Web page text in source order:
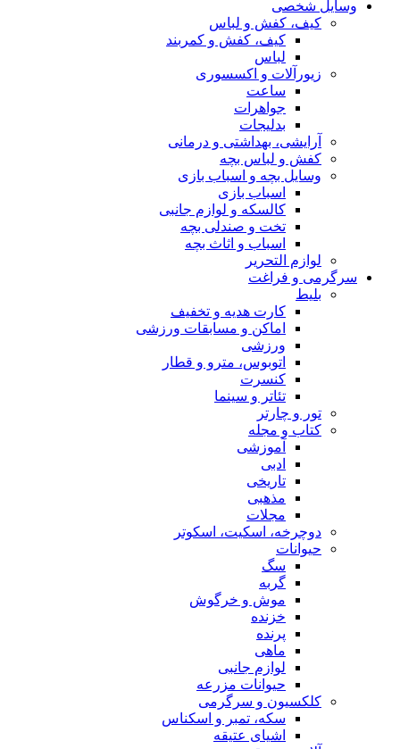
وسایل شخصی
کیف، کفش و لباس
کیف، کفش و کمربند
لباس
زیورآلات و اکسسوری
ساعت
جواهرات
بدلیجات
آرایشی، بهداشتی و درمانی
کفش و لباس بچه
وسایل بچه و اسباب بازی
اسباب بازی
کالسکه و لوازم جانبی
تخت و صندلی بچه
اسباب و اثاث بچه
لوازم التحریر
سرگرمی و فراغت
بلیط
کارت هدیه و تخفیف
اماکن و مسابقات ورزشی
ورزشی
اتوبوس، مترو و قطار
کنسرت
تئاتر و سینما
تور و چارتر
کتاب و مجله
آموزشی
ادبی
تاریخی
مذهبی
مجلات
دوچرخه، اسکیت، اسکوتر
حیوانات
سگ
گربه
موش و خرگوش
خزنده
پرنده
ماهی
لوازم جانبی
حیوانات مزرعه
کلکسیون و سرگرمی
سکه، تمبر و اسکناس
اشیای عتیقه